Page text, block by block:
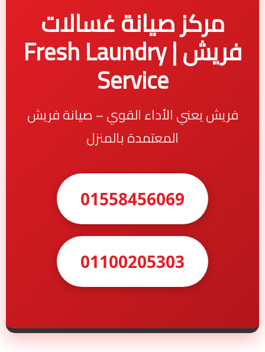
مركز صيانة غسالات
فريش | Fresh Laundry
Service
فريش يعني الأداء القوي – صيانة فريش
المعتمدة بالمنزل
01558456069
01100205303